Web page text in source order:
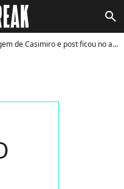
search
e post ficou no ar por 15 horas - Foto